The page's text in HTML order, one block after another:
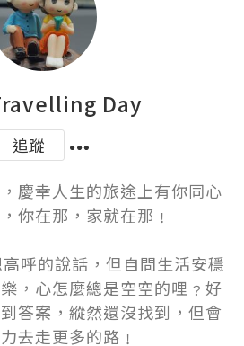
Day
追蹤
慶幸人生的旅途上有你同心
你在那，家就在那﹗
呼的說話，但自問生活安穩
，心怎麼總是空空的哩﹖好
答案，縱然還沒找到，但會
去走更多的路﹗